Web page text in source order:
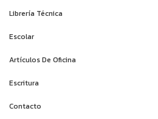
Librería Técnica
Escolar
Artículos De Oficina
Escritura
Contacto